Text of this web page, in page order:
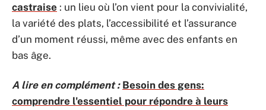
castraise : un lieu où l’on vient pour la convivialité,
la variété des plats, l’accessibilité et l’assurance
d’un moment réussi, même avec des enfants en
bas âge.
A lire en complément : Besoin des gens:
comprendre l'essentiel pour répondre à leurs